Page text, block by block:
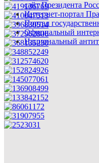
сайт Президента
Интернет-портал
Портал
Официальный
Национальный